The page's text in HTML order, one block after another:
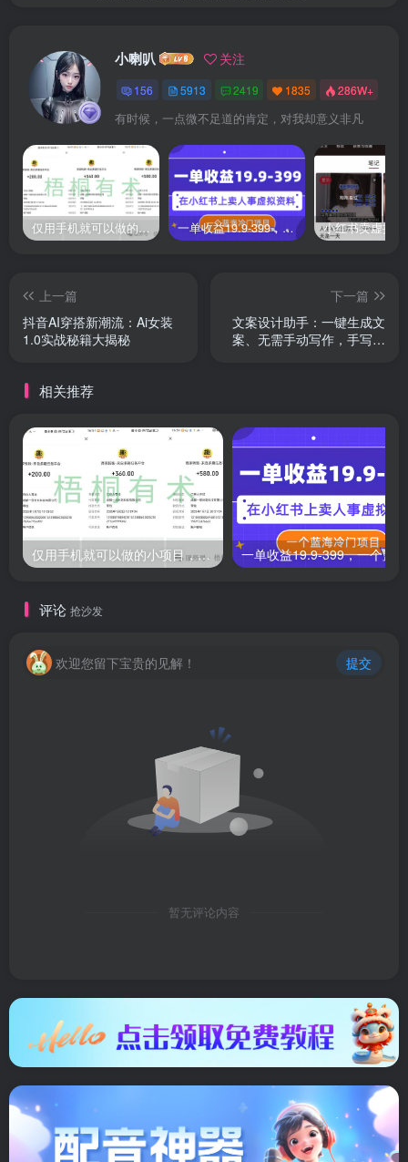
小喇叭 关注
156 5913 2419 1835 286W+
有时候，一点微不足道的肯定，对我却意义非凡
仅用手机就可以做的小项目，当天就能见钱，每天100-300 一单收益19.9-399，一个蓝海冷门项目，在小红书上卖人事虚拟资料
上一篇
抖音AI穿搭新潮流：Ai女装
1.0实战秘籍大揭秘
下一篇
文案设计助手：一键生成文
案、无需手动写作，手写模
相关推荐
仅用手机就可以做的小项目，当天就能见钱，每天100-300
评论 抢沙发
欢迎您留下宝贵的见解！ 提交
暂无评论内容